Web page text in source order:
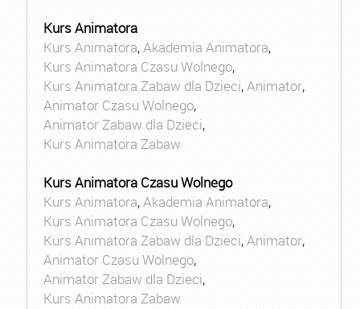
Kurs Animatora
Kurs Animatora,Akademia Animatora,
Kurs Animatora Czasu Wolnego,
Kurs Animatora Zabaw dla Dzieci,Animator,
Animator Czasu Wolnego,
Animator Zabaw dla Dzieci,
Kurs Animatora Zabaw
Kurs Animatora Czasu Wolnego
Kurs Animatora,Akademia Animatora,
Kurs Animatora Czasu Wolnego,
Kurs Animatora Zabaw dla Dzieci,Animator,
Animator Czasu Wolnego,
Animator Zabaw dla Dzieci,
Kurs Animatora Zabaw